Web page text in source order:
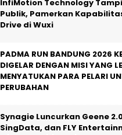
InfiMotion Technology
Publik, Pamerkan
Drive di Wuxi
PADMA RUN BANDUNG 2026
DIGELAR DENGAN MISI YANG
MENYATUKAN PARA PELARI
PERUBAHAN
Synagie Luncurkan Geene
SingData, dan FLY